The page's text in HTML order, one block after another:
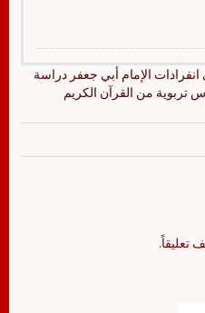
الإمام أبي جعفر دراسة
تربوية من القرآن الكريم
تعليقاً.